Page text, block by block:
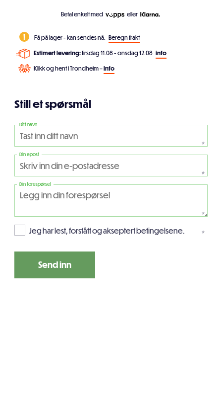
Betal enkelt med eller
Få på lager - kan sendes nå. Beregn frakt
Estimert levering:tirsdag 11.08 - onsdag 12.08 info
Klikk og hent i Trondheim –info
Still et spørsmål
Ditt navn
*
Din epost
*
Din forespørsel
*
Jeg har lest, forstått og akseptert betingelsene. *